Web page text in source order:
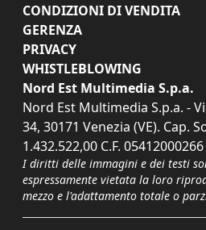
CONDIZIONI DI VENDITA
GERENZA
PRIVACY
WHISTLEBLOWING
Nord Est Multimedia S.p.a.
Nord Est Multimedia S.p.a. -
34, 30171 Venezia (VE). Cap.
1.432.522,00 C.F.
I diritti delle immagini e dei testi
espressamente vietata la loro
mezzo e l'adattamento totale o